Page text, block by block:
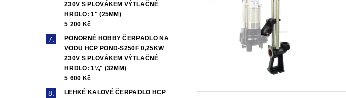
230V S PLOVÁKEM VÝTLAČNÉ
HRDLO: 1" (25MM)
5 200 Kč
PONORNÉ HOBBY ČERPADLO NA
VODU HCP POND-S250F 0,25KW
230V S PLOVÁKEM VÝTLAČNÉ
HRDLO: 1¼" (32MM)
5 600 Kč
LEHKÉ KALOVÉ ČERPADLO HCP